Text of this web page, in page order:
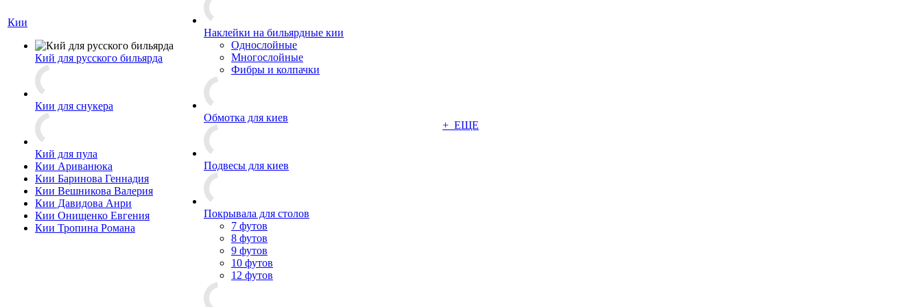
Кии
Кий для русского бильярда
Кии для снукера
Кий для пула
Кии Ариванюка
Кии Баринова Геннадия
Кии Вешникова Валерия
Кии Давидова Анри
Кии Онищенко Евгения
Кии Тропина Романа
Наклейки на бильярдные кии
Однослойные
Многослойные
Фибры и колпачки
Обмотка для киев
Подвесы для киев
Покрывала для столов
7 футов
8 футов
9 футов
10 футов
12 футов
+ ЕЩЕ